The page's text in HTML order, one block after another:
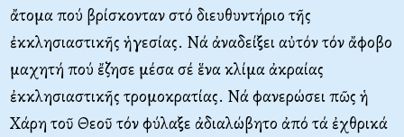
ἄτομα πού βρίσκονταν στό διευθυντήριο τῆς
ἐκκλησιαστικῆς ἡγεσίας. Νά ἀναδείξει αὐτόν τόν ἄφοβο
μαχητή πού ἔζησε μέσα σέ ἕνα κλίμα ἀκραίας
ἐκκλησιαστικῆς τρομοκρατίας. Νά φανερώσει πῶς ἡ
Χάρη τοῦ Θεοῦ τόν φύλαξε ἀδιαλώβητο ἀπό τά ἐχθρικά